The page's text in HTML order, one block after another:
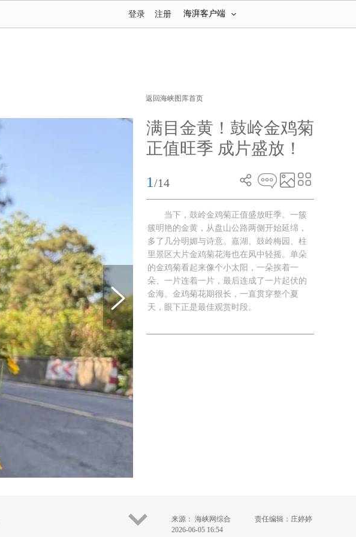
海湃客户端
登录 注册
返回海峡图库首页
满目金黄！鼓岭金鸡菊
正值旺季 成片盛放！
1 /14
当下，鼓岭金鸡菊正值盛放旺季。一簇
簇明艳的金黄，从盘山公路两侧开始延绵，
多了几分明媚与诗意。嘉湖、鼓岭梅园、柱
里景区大片金鸡菊花海也在风中轻摇。单朵
的金鸡菊看起来像个小太阳，一朵挨着一
朵、一片连着一片，最后连成了一片起伏的
金海。金鸡菊花期很长，一直贯穿整个夏
天，眼下正是最佳观赏时段。
来源： 海峡网综合
2026-06-05 16:54
责任编辑：庄婷婷